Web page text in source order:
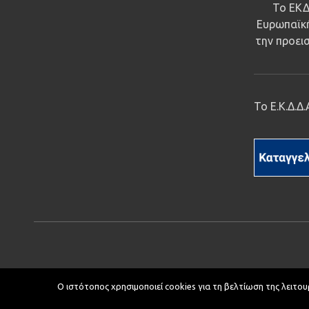
Το
την
Το
Copyright © 2019 ΕΚΔΔΑ.Υποστήριξη ιστοτόπου: Τμήμα
Ο ιστότοπος χρησιμοποιεί cookies για τη βελτίωση της